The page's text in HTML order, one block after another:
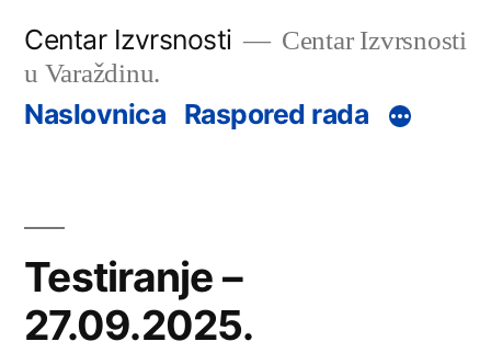
sadržaj
Centar Izvrsnosti
Centar Izvrsnosti
u Varaždinu.
Naslovnica Raspored rada
Testiranje –
27.09.2025.